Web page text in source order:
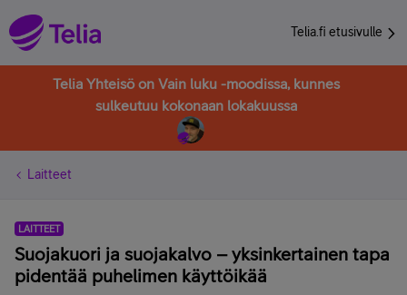
Telia.fi etusivulle
Telia Yhteisö on Vain luku -moodissa, kunnes
sulkeutuu kokonaan lokakuussa
Laitteet
LAITTEET
Suojakuori ja suojakalvo – yksinkertainen tapa
pidentää puhelimen käyttöikää